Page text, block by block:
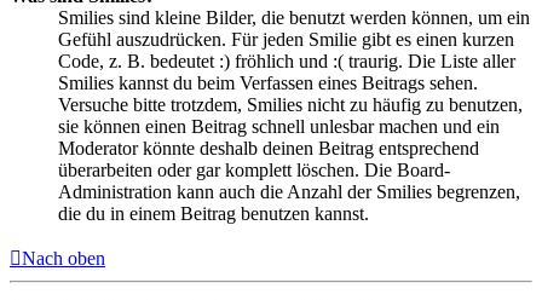
Smilies sind kleine Bilder, die benutzt werden können, um ein
Gefühl auszudrücken. Für jeden Smilie gibt es einen kurzen
Code, z. B. bedeutet :) fröhlich und :( traurig. Die Liste aller
Smilies kannst du beim Verfassen eines Beitrags sehen.
Versuche bitte trotzdem, Smilies nicht zu häufig zu benutzen,
sie können einen Beitrag schnell unlesbar machen und ein
Moderator könnte deshalb deinen Beitrag entsprechend
überarbeiten oder gar komplett löschen. Die Board-
Administration kann auch die Anzahl der Smilies begrenzen,
die du in einem Beitrag benutzen kannst.
Nach oben